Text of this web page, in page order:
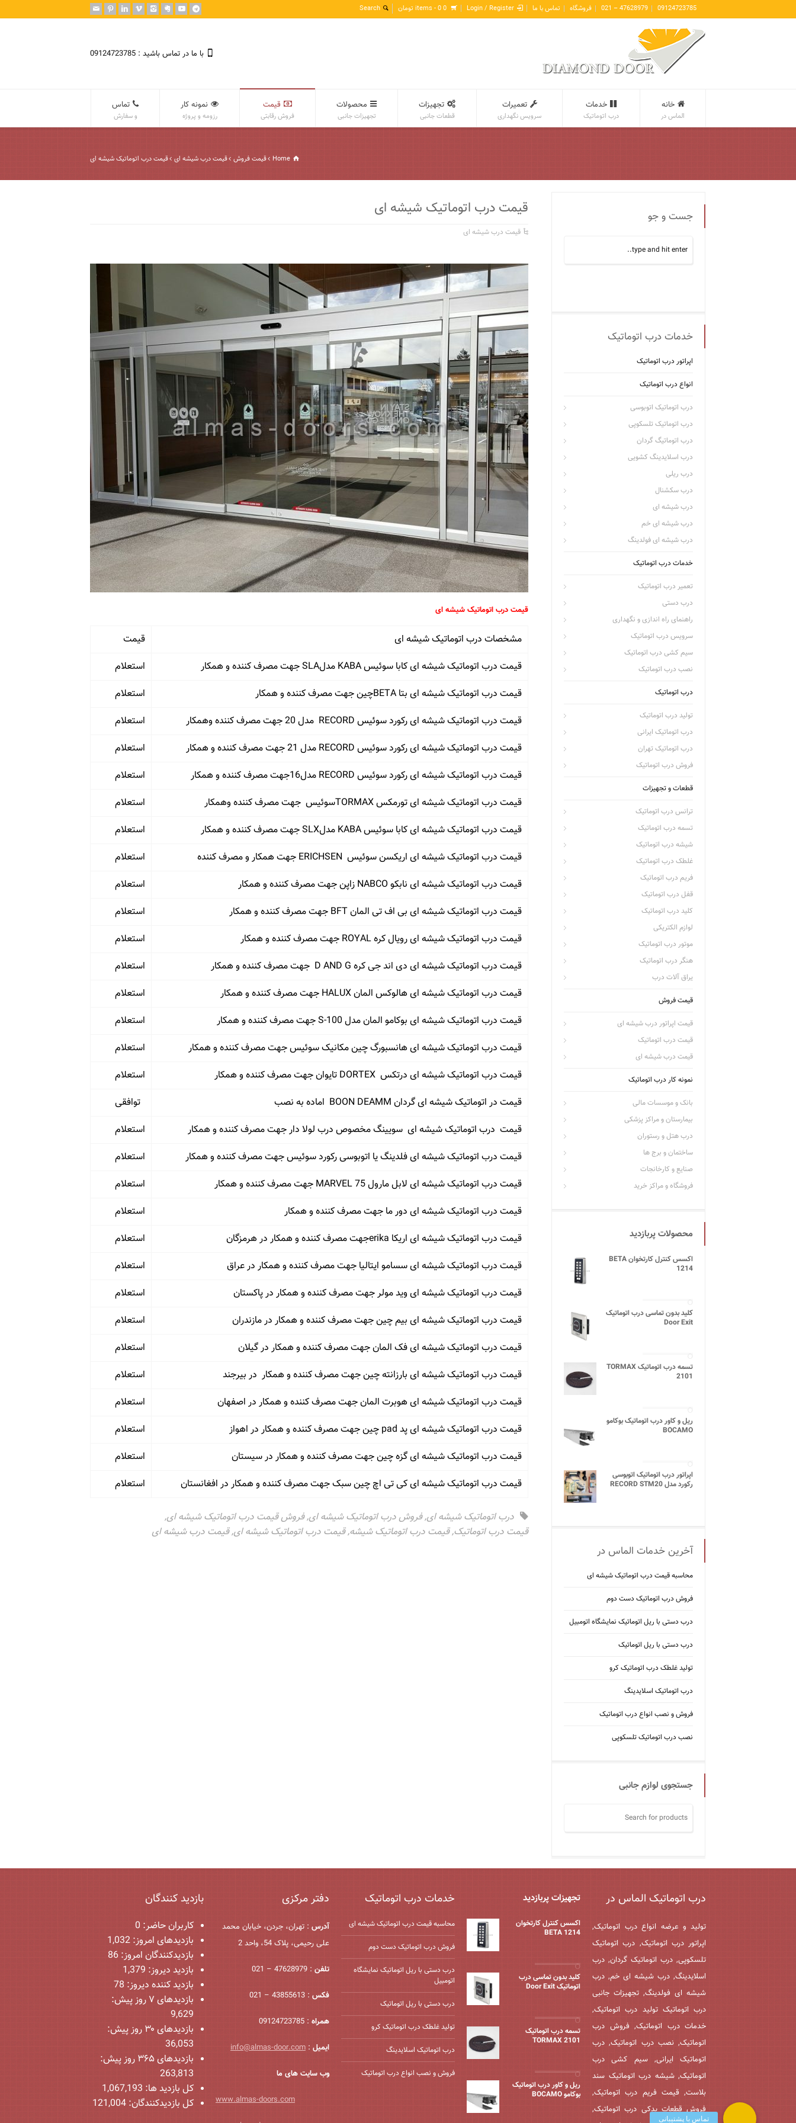
09124723785
47628979 – 021 فروشگاه تماس با ما Login / Register
0 items -
0 تومان
با ما در تماس باشید : 09124723785
خانه
الماس در
خدمات
درب اتوماتیک
تعمیرات
سرویس نگهداری
تجهیزات
قطعات جانبی
محصولات
تجهیزات جانبی
قیمت
فروش رقابتی
نمونه کار
رزومه و پروژه
تماس
و سفارش
Home قیمت فروش قیمت درب شیشه ای قیمت درب اتوماتیک شیشه ای
قیمت درب اتوماتیک شیشه ای
قیمت درب شیشه ای
قیمت درب اتوماتیک شیشه ای
مشخصات درب اتوماتیک شیشه ای
قیمت
قیمت درب اتوماتیک شیشه ای کابا سوئیس KABA مدلSLA جهت مصرف کننده و همکار
استعلام
قیمت درب اتوماتیک شیشه ای بتا BETAچین جهت مصرف کننده و همکار
استعلام
قیمت درب اتوماتیک شیشه ای رکورد سوئیس RECORD مدل 20 جهت مصرف کننده وهمکار
استعلام
قیمت درب اتوماتیک شیشه ای رکورد سوئیس RECORD مدل 21 جهت مصرف کننده و همکار
استعلام
قیمت درب اتوماتیک شیشه ای رکورد سوئیس RECORD مدل16جهت مصرف کننده و همکار
استعلام
قیمت درب اتوماتیک شیشه ای تورمکس TORMAXسوئیس جهت مصرف کننده وهمکار
استعلام
قیمت درب اتوماتیک شیشه ای کابا سوئیس KABA مدلSLX جهت مصرف کننده و همکار
استعلام
قیمت درب اتوماتیک شیشه ای اریکسن سوئیس ERICHSEN جهت همکار و مصرف کننده
استعلام
قیمت درب اتوماتیک شیشه ای نابکو NABCO زاپن جهت مصرف کننده و همکار
استعلام
قیمت درب اتوماتیک شیشه ای بی اف تی المان BFT جهت مصرف کننده و همکار
استعلام
قیمت درب اتوماتیک شیشه ای رویال کره ROYAL جهت مصرف کننده و همکار
استعلام
قیمت درب اتوماتیک شیشه ای دی اند جی کره D AND G جهت مصرف کننده و همکار
استعلام
قیمت درب اتوماتیک شیشه ای هالوکس المان HALUX جهت مصرف کننده و همکار
استعلام
قیمت درب اتوماتیک شیشه ای بوکامو المان مدل S-100 جهت مصرف کننده و همکار
استعلام
قیمت درب اتوماتیک شیشه ای هانسبورگ چین مکانیک سوئیس جهت مصرف کننده و همکار
استعلام
قیمت درب اتوماتیک شیشه ای درتکس DORTEX تایوان جهت مصرف کننده و همکار
استعلام
قیمت در اتوماتیک شیشه ای گردان BOON DEAMM اماده به نصب
توافقی
قیمت درب اتوماتیک شیشه ای سویینگ مخصوص درب لولا دار جهت مصرف کننده و همکار
استعلام
قیمت درب اتوماتیک شیشه ای فلدینگ یا اتوبوسی رکورد سوئیس جهت مصرف کننده و همکار
استعلام
قیمت درب اتوماتیک شیشه ای لابل مارول 75 MARVEL جهت مصرف کننده و همکار
استعلام
قیمت درب اتوماتیک شیشه ای دور ما جهت مصرف کننده و همکار
استعلام
قیمت درب اتوماتیک شیشه ای اریکا erikaجهت مصرف کننده و همکار در هرمزگان
استعلام
قیمت درب اتوماتیک شیشه ای سسامو ایتالیا جهت مصرف کننده و همکار در عراق
استعلام
قیمت درب اتوماتیک شیشه ای وید مولر جهت مصرف کننده و همکار در پاکستان
استعلام
قیمت درب اتوماتیک شیشه ای بیم چین جهت مصرف کننده و همکار در مازندران
استعلام
قیمت درب اتوماتیک شیشه ای فک المان جهت مصرف کننده و همکار در گیلان
استعلام
قیمت درب اتوماتیک شیشه ای بارزانته چین جهت مصرف کننده و همکار در بیرجند
استعلام
قیمت درب اتوماتیک شیشه ای هوبرت المان جهت مصرف کننده و همکار در اصفهان
استعلام
قیمت درب اتوماتیک شیشه ای پد pad چین جهت مصرف کننده و همکار در اهواز
استعلام
قیمت درب اتوماتیک شیشه ای گزه چین جهت مصرف کننده و همکار در سیستان
استعلام
قیمت درب اتوماتیک شیشه ای کی تی اچ چین سبک جهت مصرف کننده و همکار در افغانستان
استعلام
درب اتوماتیک شیشه ای,فروش درب اتوماتیک شیشه ای,فروش قیمت درب اتوماتیک شیشه ای,
قیمت درب اتوماتیک,قیمت درب اتوماتیک شیشه,قیمت درب اتوماتیک شیشه ای,قیمت درب شیشه ای
جست و جو
خدمات درب اتوماتیک
اپراتور درب اتوماتیک
انواع درب اتوماتیک
درب اتوماتیک اتوبوسی
درب اتوماتیک تلسکوپی
درب اتوماتیگ گردان
درب اسلایدینگ کشویی
درب ریلی
درب سکشنال
درب شیشه ای
درب شیشه ای خم
درب شیشه ای فولدینگ
خدمات درب اتوماتیک
تعمیر درب اتوماتیک
درب دستی
راهنمای راه اندازی و نگهداری
سرویس درب اتوماتیک
سیم کشی درب اتوماتیک
نصب درب اتوماتیک
درب اتوماتیک
تولید درب اتوماتیک
درب اتوماتیک ایرانی
درب اتوماتیک تهران
فروش درب اتوماتیک
قطعات و تجهیزات
ترانس درب اتوماتیک
تسمه درب اتوماتیک
شیشه درب اتوماتیک
غلطک درب اتوماتیک
فریم درب اتوماتیک
قفل درب اتوماتیک
کلید درب اتوماتیک
لوازم الکتریکی
موتور درب اتوماتیک
هنگر درب اتوماتیک
یراق آلات درب
قیمت فروش
قیمت اپراتور درب شیشه ای
قیمت درب اتوماتیک
قیمت درب شیشه ای
نمونه کار درب اتوماتیک
بانک و موسسات مالی
بیمارستان و مراکز پزشکی
درب هتل و رستوران
ساختمان و برج ها
صنایع و کارخانجات
فروشگاه و مراکز خرید
محصولات پربازدید
اکسس کنترل کارتخوان BETA
1214
کلید بدون تماسی درب اتوماتیک
Door Exit
تسمه درب اتوماتیک TORMAX
2101
ریل و کاور درب اتوماتیک بوکامو
BOCAMO
اپراتور درب اتوماتیک اتوبوسی
رکورد مدل RECORD STM20
آخرین خدمات الماس در
محاسبه قیمت درب اتوماتیک شیشه ‌ای
فروش درب اتوماتیک دست دوم
درب دستی با ریل اتوماتیک نمایشگاه اتومبیل
درب دستی با ریل اتوماتیک
تولید غلطک درب اتوماتیک کرو
درب اتوماتیک اسلایدینگ
فروش و نصب انواع درب اتوماتیک
نصب درب اتوماتیک تلسکوپی
جستجوی لوازم جانبی
درب اتوماتیک الماس در
تولید و عرضه انواع درب اتوماتیک,
اپراتور درب اتوماتیک, درب اتوماتیک
تلسکوپی, درب اتوماتیک گردان, درب
اسلایدینگ, درب شیشه ای خم, درب
شیشه ای فولدینگ, تجهیزات جانبی
درب اتوماتیک تولید درب اتوماتیک,
خدمات درب اتوماتیک, فروش درب
اتوماتیک, نصب درب اتوماتیک, درب
اتوماتیک ایرانی, سیم کشی درب
اتوماتیک, شیشه درب اتوماتیک سند
بلاست, قیمت فریم درب اتوماتیک,
فروش قطعات یدکی درب اتوماتیک,
تجهیزات پربازدید
اکسس کنترل کارتخوان
BETA 1214
کلید بدون تماسی درب
اتوماتیک Door Exit
تسمه درب اتوماتیک
TORMAX 2101
ریل و کاور درب اتوماتیک
بوکامو BOCAMO
خدمات درب اتوماتیک
محاسبه قیمت درب اتوماتیک شیشه ‌ای
فروش درب اتوماتیک دست دوم
درب دستی با ریل اتوماتیک نمایشگاه
اتومبیل
درب دستی با ریل اتوماتیک
تولید غلطک درب اتوماتیک کرو
درب اتوماتیک اسلایدینگ
فروش و نصب انواع درب اتوماتیک
دفتر مرکزی
آدرس : تهران، جردن، خیابان محمد
علی رحیمی، پلاک 54، واحد 2
تلفن : 47628979 – 021
فکس : 43855613 – 021
همراه : 09124723785
ایمیل :
info@almas-door.com
وب سایت های ما
www.almas-doors.com
بازدید کنندگان
کاربران حاضر: 0
بازدیدهای امروز: 1,032
بازدیدکنندگان امروز: 86
بازدید دیروز: 1,379
بازدید کننده دیروز: 78
بازدیدهای ۷ روز پیش:
9,629
بازدیدهای ۳۰ روز پیش:
36,053
بازدیدهای ۳۶۵ روز پیش:
263,813
کل بازدید ها: 1,067,193
کل بازدیدکنند‌گان: 121,004